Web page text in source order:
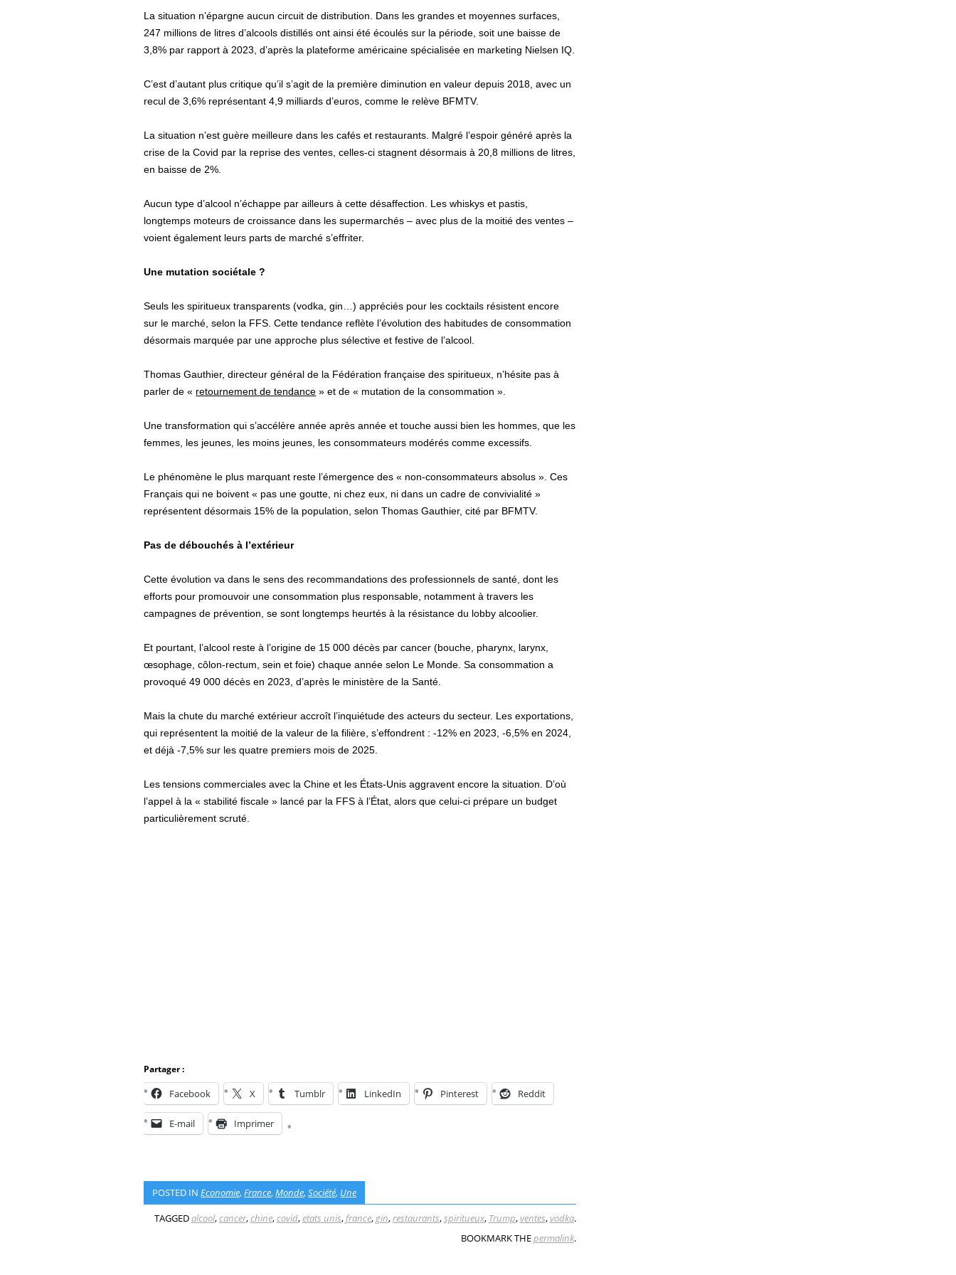
La situation n’épargne aucun circuit de distribution. Dans les grandes et moyennes surfaces,
247 millions de litres d’alcools distillés ont ainsi été écoulés sur la période, soit une baisse de
3,8% par rapport à 2023, d’après la plateforme américaine spécialisée en marketing Nielsen IQ.
C’est d’autant plus critique qu’il s’agit de la première diminution en valeur depuis 2018, avec un
recul de 3,6% représentant 4,9 milliards d’euros, comme le relève BFMTV.
La situation n’est guère meilleure dans les cafés et restaurants. Malgré l’espoir généré après la
crise de la Covid par la reprise des ventes, celles-ci stagnent désormais à 20,8 millions de litres,
en baisse de 2%.
Aucun type d’alcool n’échappe par ailleurs à cette désaffection. Les whiskys et pastis,
longtemps moteurs de croissance dans les supermarchés – avec plus de la moitié des ventes –
voient également leurs parts de marché s’effriter.
Une mutation sociétale ?
Seuls les spiritueux transparents (vodka, gin…) appréciés pour les cocktails résistent encore
sur le marché, selon la FFS. Cette tendance reflète l’évolution des habitudes de consommation
désormais marquée par une approche plus sélective et festive de l’alcool.
Thomas Gauthier, directeur général de la Fédération française des spiritueux, n’hésite pas à
parler de « retournement de tendance » et de « mutation de la consommation ».
Une transformation qui s’accélère année après année et touche aussi bien les hommes, que les
femmes, les jeunes, les moins jeunes, les consommateurs modérés comme excessifs.
Le phénomène le plus marquant reste l’émergence des « non-consommateurs absolus ». Ces
Français qui ne boivent « pas une goutte, ni chez eux, ni dans un cadre de convivialité »
représentent désormais 15% de la population, selon Thomas Gauthier, cité par BFMTV.
Pas de débouchés à l’extérieur
Cette évolution va dans le sens des recommandations des professionnels de santé, dont les
efforts pour promouvoir une consommation plus responsable, notamment à travers les
campagnes de prévention, se sont longtemps heurtés à la résistance du lobby alcoolier.
Et pourtant, l’alcool reste à l’origine de 15 000 décès par cancer (bouche, pharynx, larynx,
œsophage, côlon-rectum, sein et foie) chaque année selon Le Monde. Sa consommation a
provoqué 49 000 décès en 2023, d’après le ministère de la Santé.
Mais la chute du marché extérieur accroît l’inquiétude des acteurs du secteur. Les exportations,
qui représentent la moitié de la valeur de la filière, s’effondrent : -12% en 2023, -6,5% en 2024,
et déjà -7,5% sur les quatre premiers mois de 2025.
Les tensions commerciales avec la Chine et les États-Unis aggravent encore la situation. D’où
l’appel à la « stabilité fiscale » lancé par la FFS à l’État, alors que celui-ci prépare un budget
particulièrement scruté.
Partager :
Facebook X Tumblr LinkedIn Pinterest Reddit
E-mail Imprimer
POSTED INEconomie,France,Monde,Société, Une
TAGGEDalcool,cancer,chine,covid,etats unis,france,gin,restaurants,spiritueux, Trump,ventes,vodka.
BOOKMARK THEpermalink.